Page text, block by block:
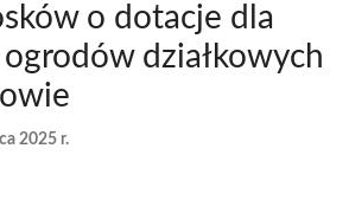
o dotacje dla
działkowych
2025 r.